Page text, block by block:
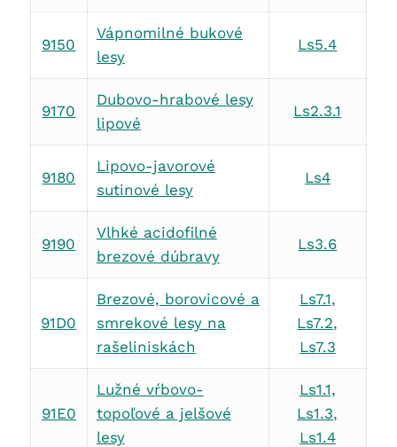
9150
Vápnomilné bukové
lesy
Ls5.4
9170
Dubovo-hrabové lesy
lipové
Ls2.3.1
9180
Lipovo-javorové
sutinové lesy
Ls4
9190
Vlhké acidofilné
brezové dúbravy
Ls3.6
91D0
Brezové, borovicové a
smrekové lesy na
rašeliniskách
Ls7.1,
Ls7.2,
Ls7.3
91E0
Lužné vŕbovo-
topoľové a jelšové
lesy
Ls1.1,
Ls1.3,
Ls1.4